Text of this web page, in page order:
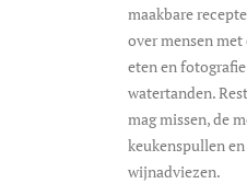
maakbare
over mensen met
eten en
watertanden.
mag missen, de
keukenspullen
wijnadviezen.